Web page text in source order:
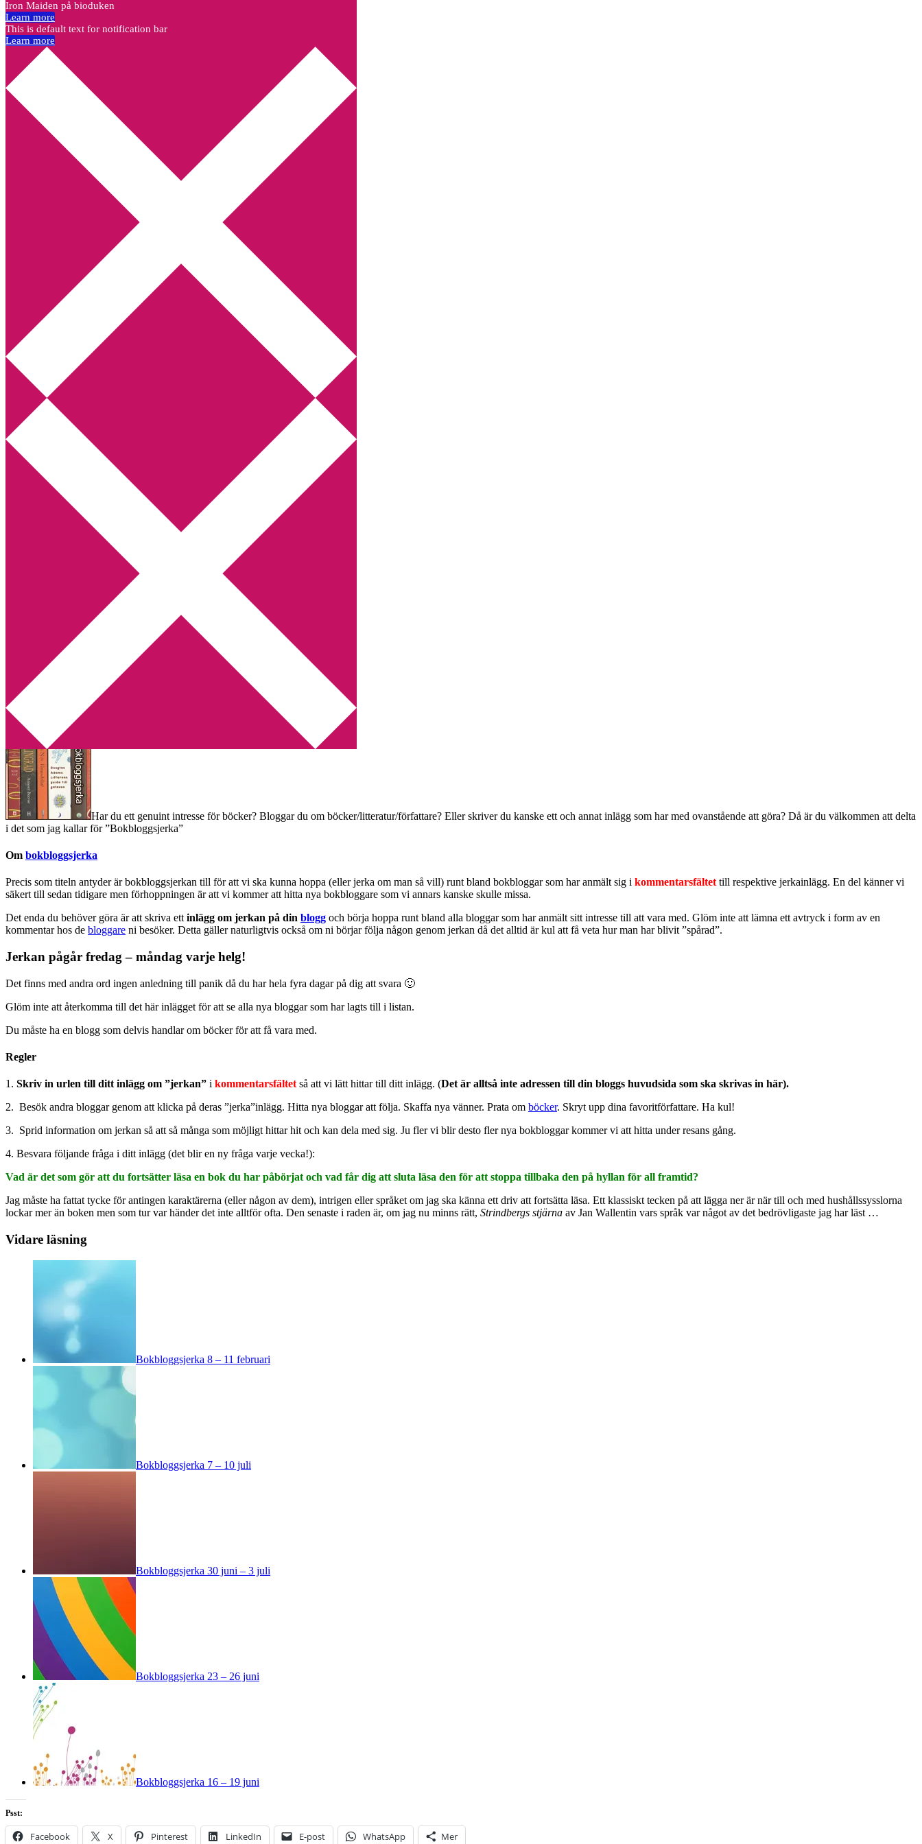
Annikas litteratur- och kulturblogg
Deckare, kriminalromaner, thrillers
Hem
Boktolva
Författarfemman
Kontakt
Webbshop Amazon
Utskriftscentralen
Min tv-blogg
You are here:Home Bokbloggsjerka Bokbloggsjerka 19 – 22 augusti
Bokbloggsjerka 19 – 22 augusti
2011-08-19 Annika
Har du ett genuint intresse för böcker? Bloggar du om böcker/litteratur/författare? Eller skriver du kanske ett och annat inlägg som har med ovanstående att göra? Då är du välkommen att delta
i det som jag kallar för ”Bokbloggsjerka”
Om bokbloggsjerka
Precis som titeln antyder är bokbloggsjerkan till för att vi ska kunna hoppa (eller jerka om man så vill) runt bland bokbloggar som har anmält sig i kommentarsfältettill respektive jerkainlägg. En del känner vi
säkert till sedan tidigare men förhoppningen är att vi kommer att hitta nya bokbloggare som vi annars kanske skulle missa.
Det enda du behöver göra är att skriva ettinlägg om jerkan på din blogg och börja hoppa runt bland alla bloggar som har anmält sitt intresse till att vara med. Glöm inte att lämna ett avtryck i form av en
kommentar hos de bloggare ni besöker. Detta gäller naturligtvis också om ni börjar följa någon genom jerkan då det alltid är kul att få veta hur man har blivit ”spårad”.
Jerkan pågår fredag – måndag varje helg!
Det finns med andra ord ingen anledning till panik då du har hela fyra dagar på dig att svara 🙂
Glöm inte att återkomma till det här inlägget för att se alla nya bloggar som har lagts till i listan.
Du måste ha en blogg som delvis handlar om böcker för att få vara med.
Regler
1. Skriv in urlen till ditt inlägg om ”jerkan” i kommentarsfältet så att vi lätt hittar till ditt inlägg. (Det är alltså inte adressen till din bloggs huvudsida som ska skrivas in här).
2. Besök andra bloggar genom att klicka på deras ”jerka”inlägg. Hitta nya bloggar att följa. Skaffa nya vänner. Prata om böcker. Skryt upp dina favoritförfattare. Ha kul!
3. Sprid information om jerkan så att så många som möjligt hittar hit och kan dela med sig. Ju fler vi blir desto fler nya bokbloggar kommer vi att hitta under resans gång.
4. Besvara följande fråga i ditt inlägg (det blir en ny fråga varje vecka!):
Vad är det som gör att du fortsätter läsa en bok du har påbörjat och vad får dig att sluta läsa den för att stoppa tillbaka den på hyllan för all framtid?
Jag måste ha fattat tycke för antingen karaktärerna (eller någon av dem), intrigen eller språket om jag ska känna ett driv att fortsätta läsa. Ett klassiskt tecken på att lägga ner är när till och med hushållssysslorna
lockar mer än boken men som tur var händer det inte alltför ofta. Den senaste i raden är, om jag nu minns rätt, Strindbergs stjärna av Jan Wallentin vars språk var något av det bedrövligaste jag har läst …
Vidare läsning
Bokbloggsjerka 8 – 11 februari
Bokbloggsjerka 7 – 10 juli
Bokbloggsjerka 30 juni – 3 juli
Bokbloggsjerka 23 – 26 juni
Bokbloggsjerka 16 – 19 juni
Psst:
Facebook X Pinterest LinkedIn E-post WhatsApp Mer
Iron Maiden på bioduken
Learn more
This is default text for notification bar
Learn more